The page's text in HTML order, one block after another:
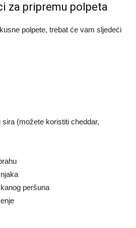
za pripremu polpeta
polpete, trebat će vam sljedeći
sira (možete koristiti cheddar,
peršuna